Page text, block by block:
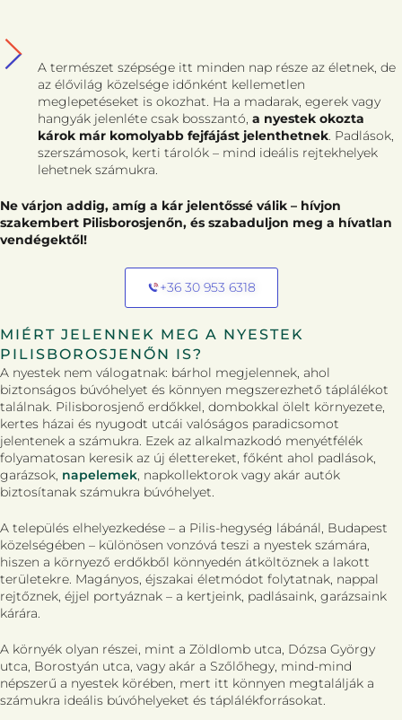
A természet szépsége itt minden nap része az életnek, de
az élővilág közelsége időnként kellemetlen
meglepetéseket is okozhat. Ha a madarak, egerek vagy
hangyák jelenléte csak bosszantó, a nyestek okozta
károk már komolyabb fejfájást jelenthetnek. Padlások,
szerszámosok, kerti tárolók – mind ideális rejtekhelyek
lehetnek számukra.
Ne várjon addig, amíg a kár jelentőssé válik – hívjon
szakembert Pilisborosjenőn, és szabaduljon meg a hívatlan
vendégektől!
+36 30 953 6318
MIÉRT JELENNEK MEG A NYESTEK
PILISBOROSJENŐN IS?
A nyestek nem válogatnak: bárhol megjelennek, ahol
biztonságos búvóhelyet és könnyen megszerezhető táplálékot
találnak. Pilisborosjenő erdőkkel, dombokkal ölelt környezete,
kertes házai és nyugodt utcái valóságos paradicsomot
jelentenek a számukra. Ezek az alkalmazkodó menyétfélék
folyamatosan keresik az új élettereket, főként ahol padlások,
garázsok, napelemek, napkollektorok vagy akár autók
biztosítanak számukra búvóhelyet.
A település elhelyezkedése – a Pilis-hegység lábánál, Budapest
közelségében – különösen vonzóvá teszi a nyestek számára,
hiszen a környező erdőkből könnyedén átköltöznek a lakott
területekre. Magányos, éjszakai életmódot folytatnak, nappal
rejtőznek, éjjel portyáznak – a kertjeink, padlásaink, garázsaink
kárára.
A környék olyan részei, mint a Zöldlomb utca, Dózsa György
utca, Borostyán utca, vagy akár a Szőlőhegy, mind-mind
népszerű a nyestek körében, mert itt könnyen megtalálják a
számukra ideális búvóhelyeket és táplálékforrásokat.